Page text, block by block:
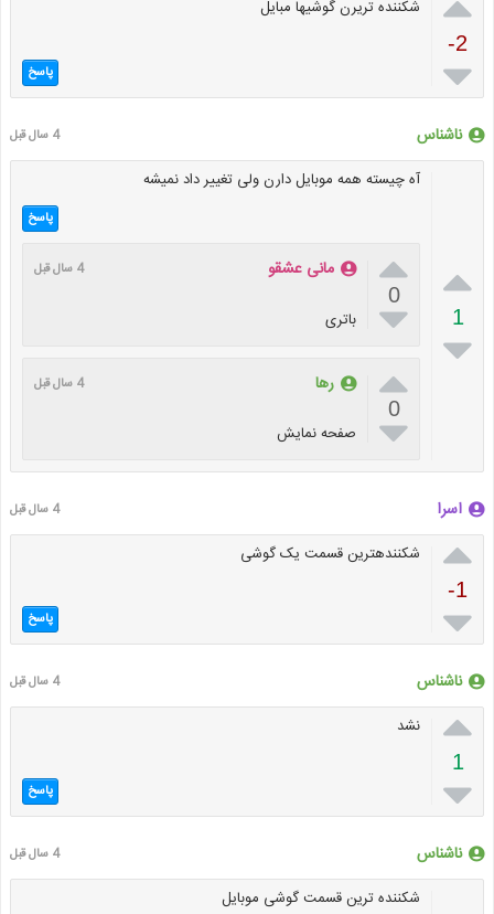
-2

شکننده تریرن گوشیها مبایل
پاسخ
ناشناس 4 سال قبل

1

آه چیسته همه موبایل دارن ولی تغییر داد نمیشه
پاسخ

0

مانی عشقو 4 سال قبل
باتری

0

رها 4 سال قبل
صفحه نمایش
اسرا 4 سال قبل

-1

شکنندهترین قسمت یک گوشی
پاسخ
ناشناس 4 سال قبل

1

نشد
پاسخ
ناشناس 4 سال قبل
شکننده ترین قسمت گوشی موبایل